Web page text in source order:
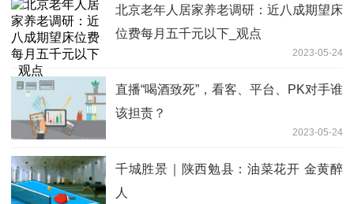
北京老年人居家养老调研：近八成期望床
位费每月五千元以下_观点
2023-05-24
直播“喝酒致死”，看客、平台、PK对手谁
该担责？
2023-05-24
千城胜景｜陕西勉县：油菜花开 金黄醉
人